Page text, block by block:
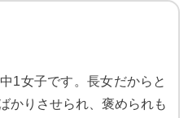
1女子です。長女だからと
かりさせられ、褒められも